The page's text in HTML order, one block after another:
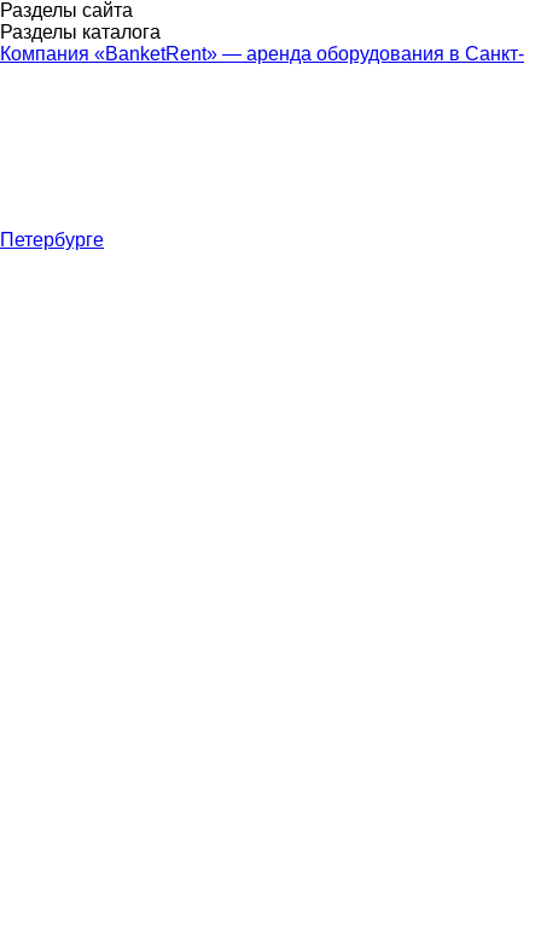
Разделы сайта
Разделы каталога
Компания «BanketRent» — аренда оборудования в Санкт-
Петербурге